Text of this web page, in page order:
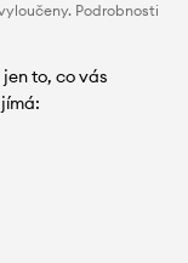
Podrobnosti
to, co vás